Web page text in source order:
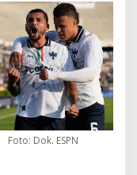
Foto: Dok. ESPN